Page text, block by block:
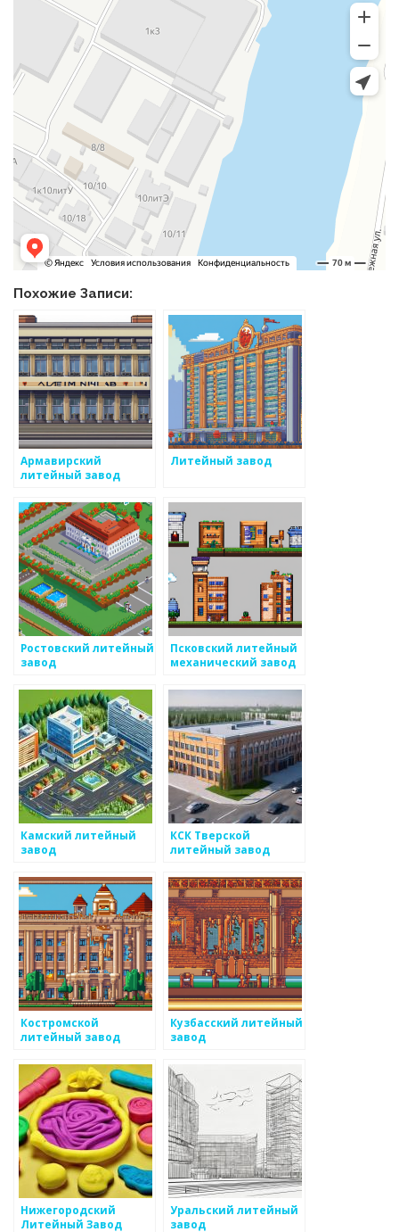
Похожие Записи:
Армавирский
литейный завод
Литейный завод
Ростовский литейный
завод
Псковский литейный
механический завод
Камский литейный
завод
КСК Тверской
литейный завод
Костромской
литейный завод
Кузбасский литейный
завод
Нижегородский
Литейный Завод
Уральский литейный
завод